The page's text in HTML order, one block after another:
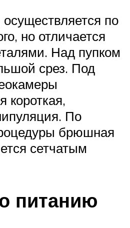
по
но отличается
Над пупком
срез. Под
короткая,
По
брюшная
сетчатым
питанию